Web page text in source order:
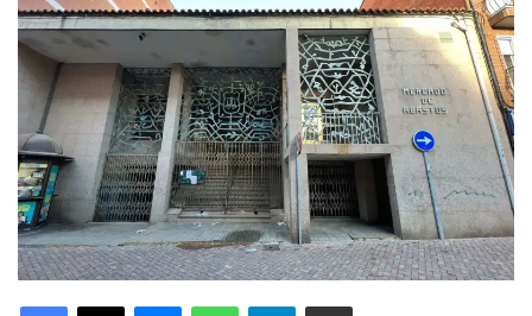
Facebook
X MessengerWhatsAppTelegramCompartir via Email